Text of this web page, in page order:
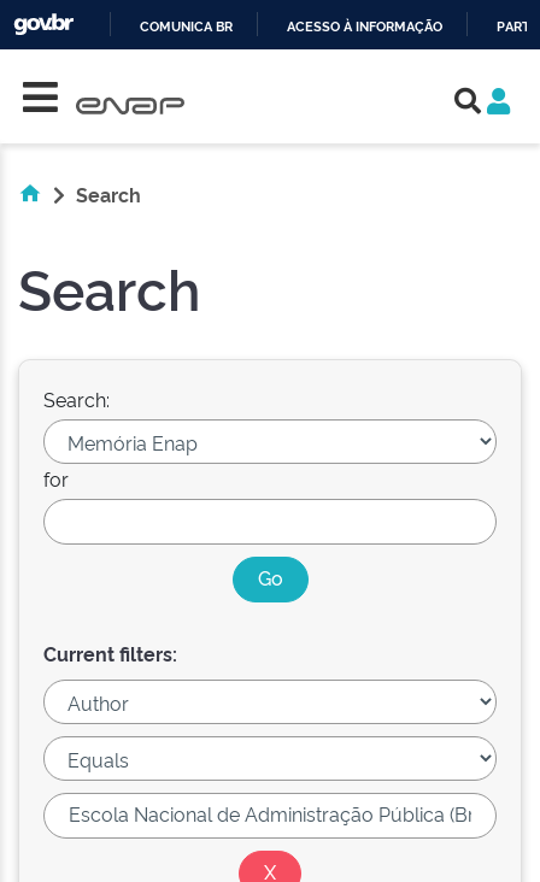
COMUNICA BR ACESSO À INFORMAÇÃO
Search
Search
Search:
for
Current filters: